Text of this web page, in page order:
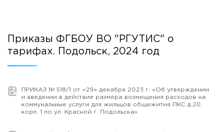
Приказы ФГБОУ ВО "РГУТИС" о
тарифах. Подольск, 2024 год
ПРИКАЗ № 518/1 от «29» декабря 2023 г. «Об утверждении
и введении в действие размера возмещения расходов на
коммунальные услуги для жильцов общежития ПКС д.20,
корп. 1 по ул. Красной г. Подольска»